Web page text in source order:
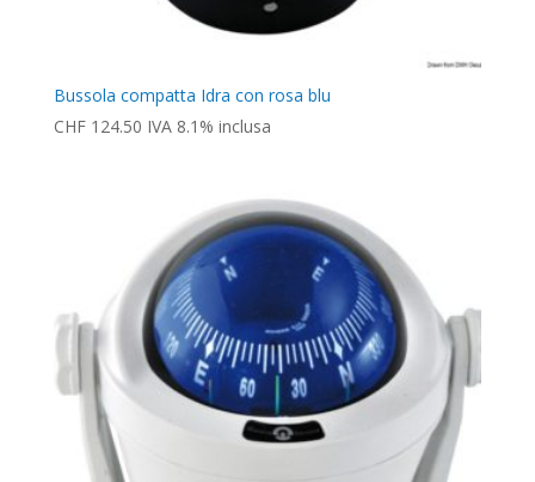
Bussola compatta Idra con rosa blu
CHF124.50 IVA 8.1% inclusa